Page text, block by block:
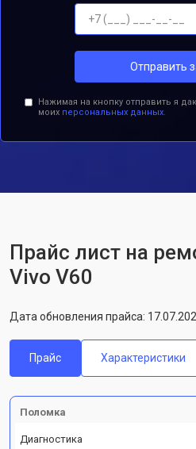
Отправить
Нажимая на кнопку отправить я
моих персональных данных.
Прайс лист на
Vivo V60
Дата обновления прайса:
Прайс Характеристики
Поломка
Диагностика